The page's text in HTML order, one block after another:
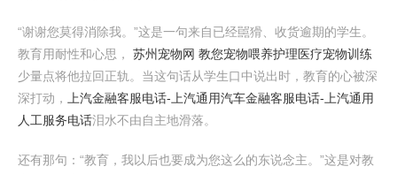
“谢谢您莫得消除我。”这是一句来自已经嚚猾、收货逾期的学生。
教育用耐性和心思， 苏州宠物网 教您宠物喂养护理医疗宠物训练
少量点将他拉回正轨。当这句话从学生口中说出时，教育的心被深
深打动，
上汽金融客服电话-上汽通用汽车金融客服电话-上汽通用
人工服务电话泪水不由自主地滑落。
还有那句：“教育，我以后也要成为您这么的东说念主。”这是对教